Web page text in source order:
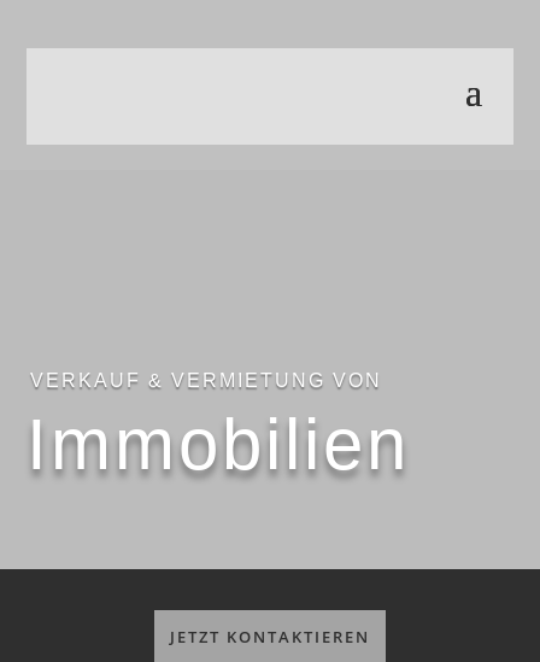
VERKAUF & VERMIETUNG VON
Immobilien
JETZT KONTAKTIEREN